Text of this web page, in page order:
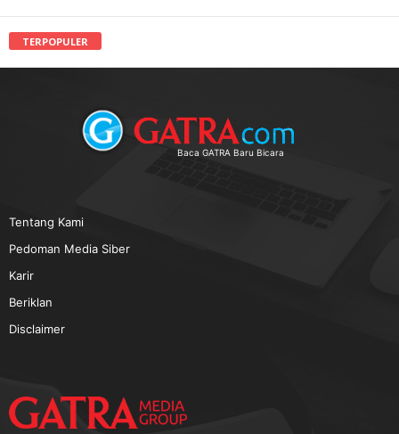
TERPOPULER
Baca GATRA Baru Bicara
Tentang Kami
Pedoman Media Siber
Karir
Beriklan
Disclaimer